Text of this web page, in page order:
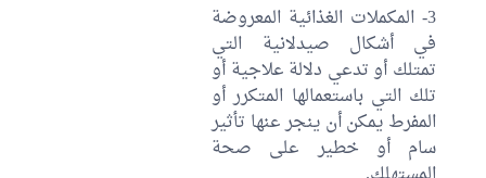
3- المكملات الغذائية المعروضة
في أشكال صيدلانية التي
تمتلك أو تدعي دلالة علاجية أو
تلك التي باستعمالها المتكرر أو
المفرط يمكن أن ينجر عنها تأثير
سام أو خطير على صحة